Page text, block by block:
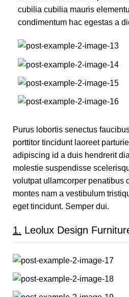
cubilia cubilia mauris
condimentum hac egestas a
Purus lobortis senectus
porttitor tincidunt laoreet
adipiscing id a duis hendrerit
molestie suspendisse
volutpat ullamcorper penatibus
montes nam a vestibulum
eget tincidunt. Semper dui.
1. Leolux Design